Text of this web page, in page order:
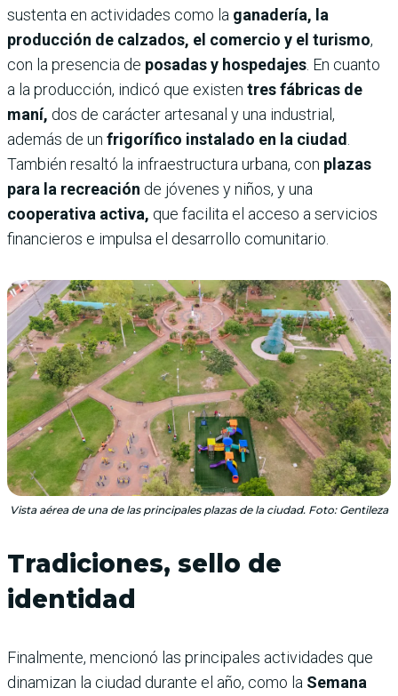
sustenta en actividades como la ganadería, la
producción de calzados, el comercio y el turismo,
con la presencia de posadas y hospedajes . En cuanto
a la producción, indicó que existen tres fábricas de
maní, dos de carácter artesanal y una industrial,
además de un frigorífico instalado en la ciudad
También resaltó la infraestructura urbana, con plazas
para la recreación de jóvenes y niños, y una
cooperativa activa, que facilita el acceso a servicios
financieros e impulsa el desarrollo comunitario.
Vista aérea de una de las principales plazas de la ciudad. Foto: Gentileza
Tradiciones, sello de
identidad
Finalmente, mencionó las principales actividades que
dinamizan la ciudad durante el año, como la Semana